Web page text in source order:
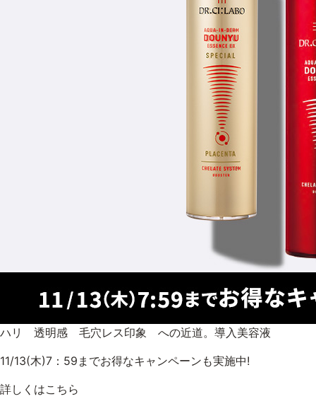
ハリ 透明感 毛穴レス印象 への近道。導入美容液
11/13(木)7：59までお得なキャンペーンも実施中!
詳しくはこちら